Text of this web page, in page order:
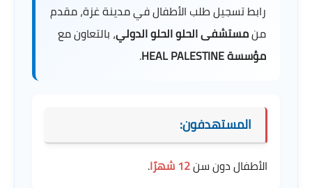
رابط تسجيل طلب الأطفال في مدينة غزة، مقدم
منمستشفى الحلو الحلو الدولي، بالتعاون مع
مؤسسة HEAL PALESTINE
.
المستهدفون:
الأطفال دون سن12 شهرًا .